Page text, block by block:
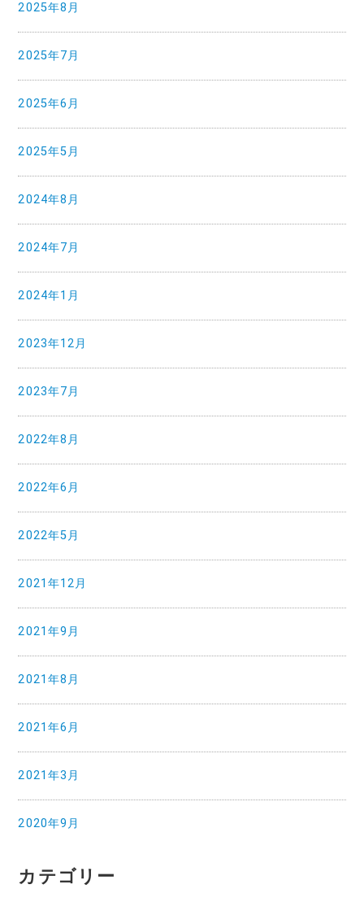
2025年8月
2025年7月
2025年6月
2025年5月
2024年8月
2024年7月
2024年1月
2023年12月
2023年7月
2022年8月
2022年6月
2022年5月
2021年12月
2021年9月
2021年8月
2021年6月
2021年3月
2020年9月
カテゴリー